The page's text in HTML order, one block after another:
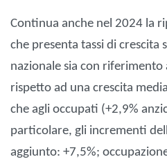
Continua anche nel 2024 la
che presenta tassi di crescita
nazionale sia con
rispetto ad una crescita
che agli occupati (+2,9%
particolare, gli incrementi
aggiunto: +7,5%;